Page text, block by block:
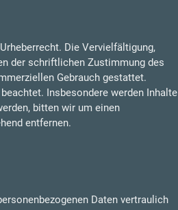
Die Vervielfältigung,
der schriftlichen Zustimmung des
Gebrauch gestattet.
Insbesondere werden Inhalte
bitten wir um einen
entfernen.
Daten vertraulich